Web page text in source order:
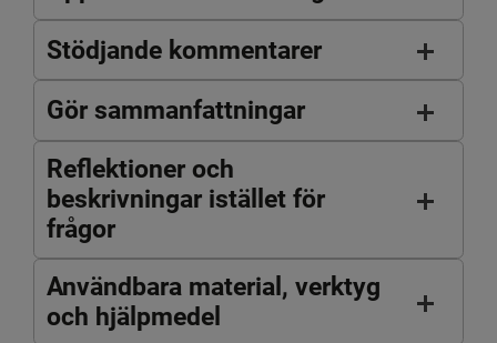
Stödjande kommentarer
Gör sammanfattningar
Reflektioner och
beskrivningar istället för
frågor
Användbara material, verktyg
och hjälpmedel